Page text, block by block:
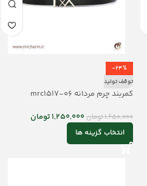
-24%
توقف تولید
کمربند چرم مردانه mrc1517-06
1,650,000تومان1,250,000تومان
انتخاب گزینه ها